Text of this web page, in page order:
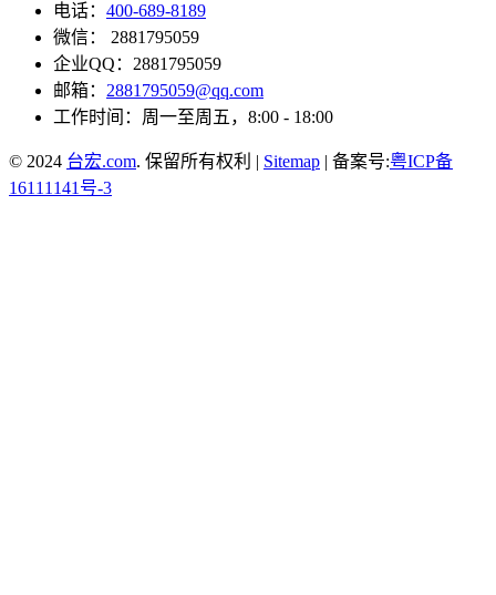
电话： 400-689-8189
微信： 2881795059
企业QQ：2881795059
邮箱： 2881795059@qq.com
工作时间：周一至周五，8:00 - 18:00
© 2024 台宏.com. 保留所有权利 | Sitemap | 备案号:粤ICP备
16111141号-3